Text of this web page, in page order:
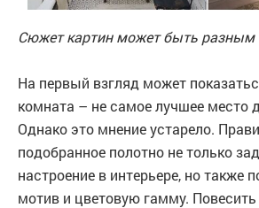
Сюжет картин может быть разным
На первый взгляд может
комната – не самое лучшее место
Однако это мнение устарело.
подобранное полотно не только
настроение в интерьере, но также
мотив и цветовую гамму.